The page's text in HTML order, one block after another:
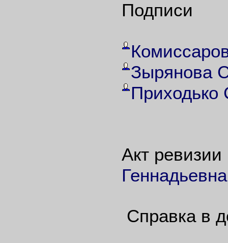
Подписи
Зырянова
Приходько
Акт
Геннадьевна
Справка в